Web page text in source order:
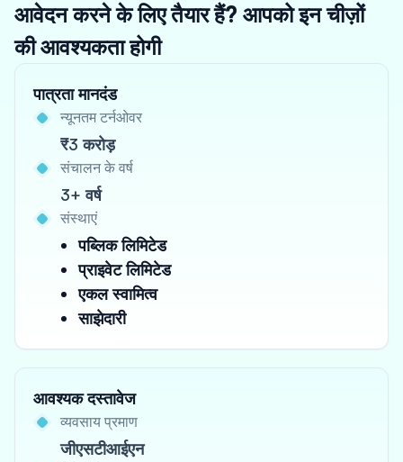
आवेदन करने के लिए तैयार हैं? आपको इन चीज़ों
की आवश्यकता होगी
पात्रता मानदंड
न्यूनतम टर्नओवर
₹3 करोड़
संचालन के वर्ष
3+ वर्ष
संस्थाएं
पब्लिक लिमिटेड
प्राइवेट लिमिटेड
एकल स्वामित्व
साझेदारी
आवश्यक दस्तावेज
व्यवसाय प्रमाण
जीएसटीआईएन